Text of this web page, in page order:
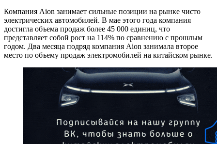
Компания Aion занимает сильные позиции на рынке чисто
электрических автомобилей. В мае этого года компания
достигла объема продаж более 45 000 единиц, что
представляет собой рост на 114% по сравнению с прошлым
годом. Два месяца подряд компания Aion занимала второе
место по объему продаж электромобилей на китайском рынке.